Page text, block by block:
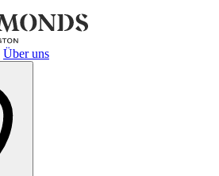
Über uns